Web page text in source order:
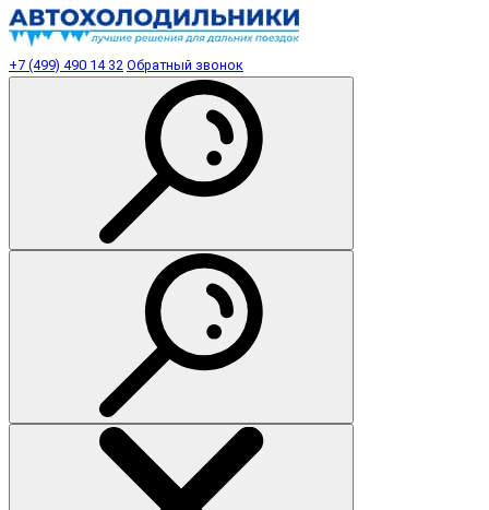
+7 (499) 490 14 32 Обратный звонок